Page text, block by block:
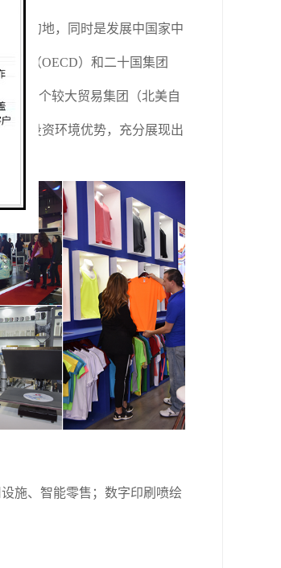
目的地，同时是发展中国家中
组织（OECD）和二十国集团
上两个较大贸易集团（北美自
和投资环境优势，充分展现出
施、智能零售；数字印刷喷绘